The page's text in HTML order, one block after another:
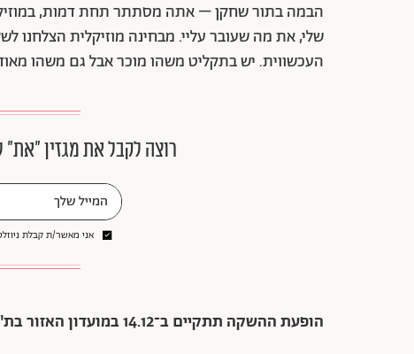
הבמה בתור שחקן – אתה מסתתר תחת דמות,
שלי, את מה שעובר עליי. מבחינה מוזיקלית הצלחנו
העכשווית. יש בתקליט משהו מוכר אבל גם משהו
רוצה לקבל את מגזין ״את״
אני מאשר/ת קבלת
הופעת ההשקה תתקיים ב־14.12 במועדון האזור בת"א